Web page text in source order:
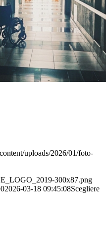
uploads/2026/01/foto-
300x87.png
2026-03-18 09:45:08Scegliere